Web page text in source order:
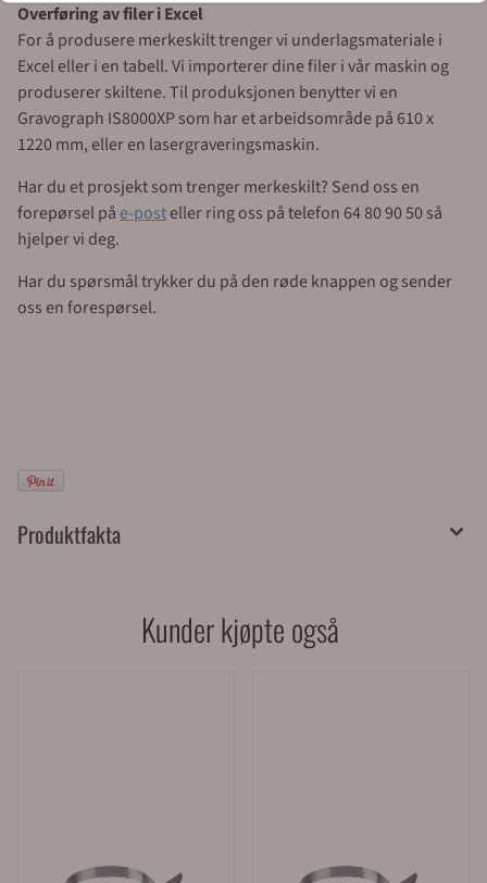
Overføring av filer i Excel
For å produsere merkeskilt trenger vi underlagsmateriale i
Excel eller i en tabell. Vi importerer dine filer i vår maskin og
produserer skiltene. Til produksjonen benytter vi en
Gravograph IS8000XP som har et arbeidsområde på 610 x
1220 mm, eller en lasergraveringsmaskin.
Har du et prosjekt som trenger merkeskilt? Send oss en
forepørsel på e-posteller ring oss på telefon 64 80 90 50 så
hjelper vi deg.
Har du spørsmål trykker du på den røde knappen og sender
oss en forespørsel.
Produktfakta
Kunder kjøpte også